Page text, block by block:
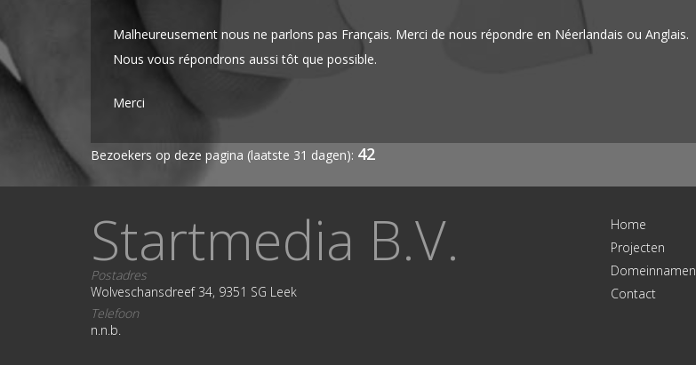
Malheureusement nous ne parlons pas Français. Merci de nous répondre en Néerlandais ou Anglais.
Nous vous répondrons aussi tôt que possible.
Merci
Bezoekers op deze pagina (laatste 31 dagen): 42
Startmedia B.V.
Postadres
Wolveschansdreef 34, 9351 SG Leek
Telefoon
n.n.b.
Home
Projecten
Domeinnamen
Contact